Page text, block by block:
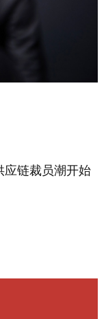
Up）重新出现
上《纽约时
。五年来，该书
。
应链裁员潮开始